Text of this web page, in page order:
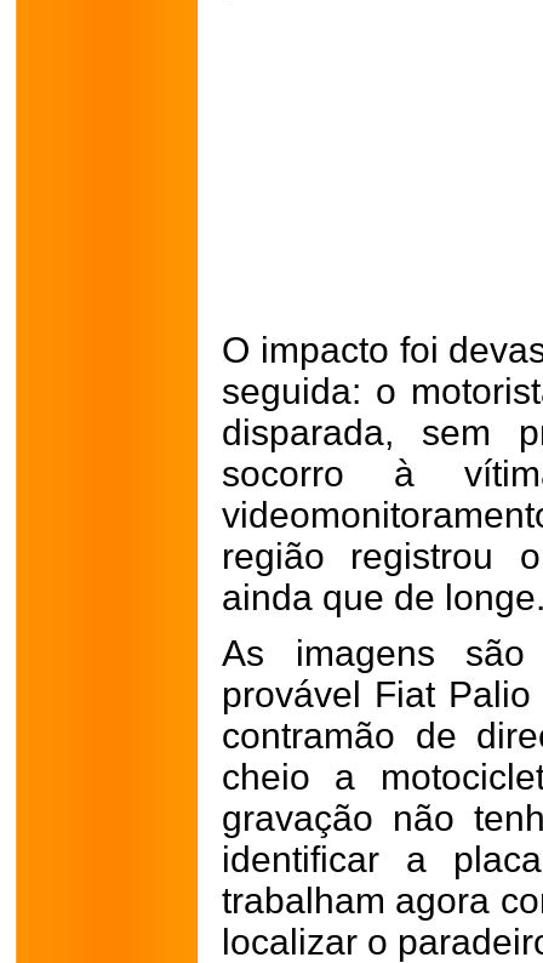
O impacto foi
seguida: o
disparada, sem
socorro à
região registrou
ainda que de
As imagens
provável Fiat
contramão de
cheio a
gravação não
identificar a
trabalham agora
localizar o